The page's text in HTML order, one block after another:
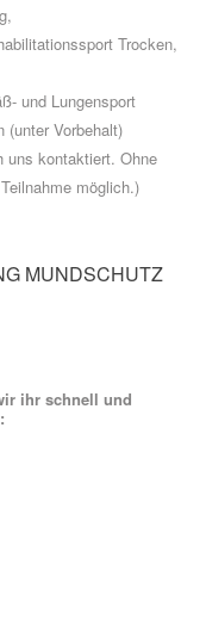
Trocken,
und Lungensport
(unter Vorbehalt)
uns kontaktiert. Ohne
möglich.)
MUNDSCHUTZ
ihr schnell und